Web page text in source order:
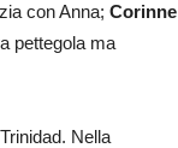
con Anna; Corinne
pettegola ma
Nella